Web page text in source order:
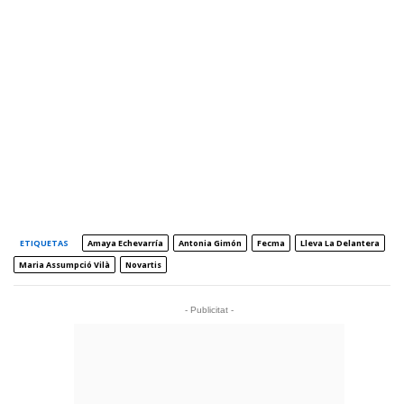
ETIQUETAS Amaya Echevarría Antonia Gimón Fecma
Lleva La Delantera
Maria Assumpció Vilà
Novartis
- Publicitat -